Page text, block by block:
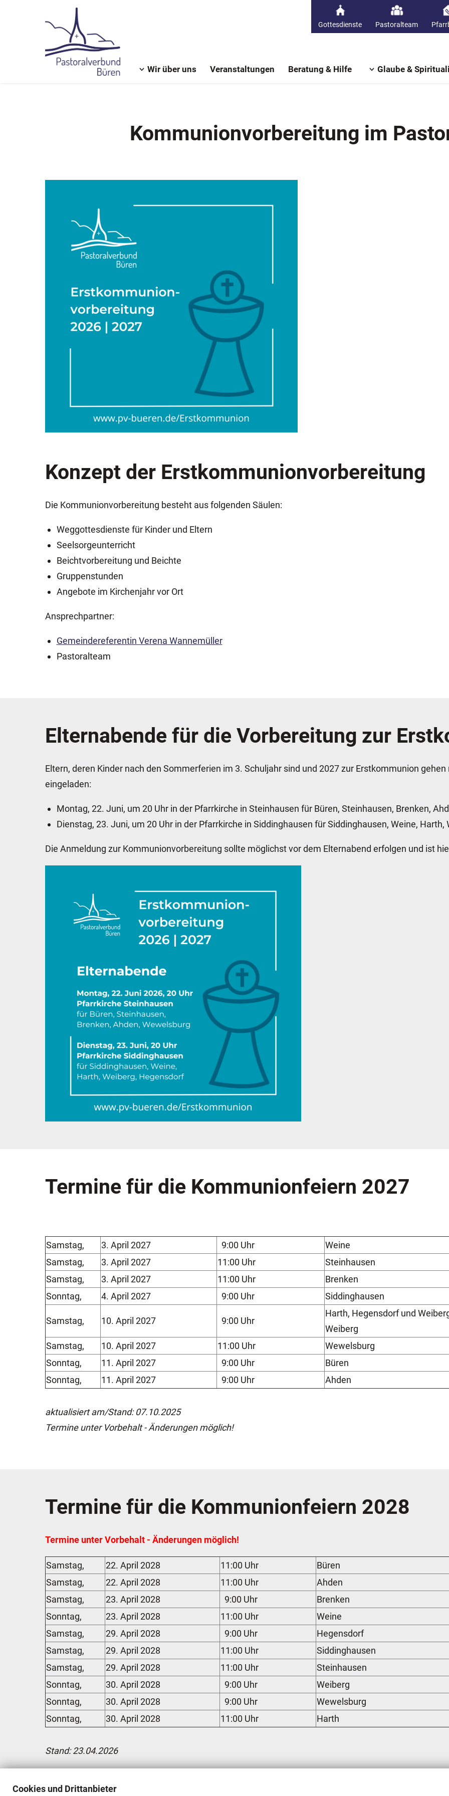
Cookies und Drittanbieter
Gottesdienste Pastoralteam
Wir über uns Veranstaltungen Beratung & Hilfe Glaube &
Kommunionvorbereitung im
Konzept der Erstkommunionvorbereitung
Die Kommunionvorbereitung besteht aus folgenden Säulen:
Weggottesdienste für Kinder und Eltern
Seelsorgeunterricht
Beichtvorbereitung und Beichte
Gruppenstunden
Angebote im Kirchenjahr vor Ort
Ansprechpartner:
Gemeindereferentin Verena Wannemüller
Pastoralteam
Elternabende für die Vorbereitung zur
Eltern, deren Kinder nach den Sommerferien im 3. Schuljahr sind und 2027 zur Erstkommunion
eingeladen:
Montag, 22. Juni, um 20 Uhr in der Pfarrkirche in Steinhausen für Büren, Steinhausen, Brenken,
Dienstag, 23. Juni, um 20 Uhr in der Pfarrkirche in Siddinghausen für Siddinghausen, Weine,
Die Anmeldung zur Kommunionvorbereitung sollte möglichst vor dem Elternabend erfolgen und ist
Termine für die Kommunionfeiern 2027
Samstag, 3. April 2027 9:00 Uhr
Weine
Samstag,
3. April 2027 11:00 Uhr
Steinhausen
Samstag,
3. April 2027 11:00 Uhr
Brenken
Sonntag,
4. April 2027 9:00 Uhr Siddinghausen
Samstag, 10. April 2027 9:00 Uhr
Harth, Hegensdorf und
Weiberg
Samstag,
10. April 2027 11:00 Uhr
Wewelsburg
Sonntag,
11. April 2027 9:00 Uhr
Büren
Sonntag,
11. April 2027 9:00 Uhr Ahden
aktualisiert am/Stand: 07.10.2025
Termine unter Vorbehalt - Änderungen möglich!
Termine für die Kommunionfeiern 2028
Termine unter Vorbehalt - Änderungen möglich!
Samstag, 22. April 2028 11:00 Uhr
Büren
Samstag,
22. April 2028 11:00 Uhr
Ahden
Samstag,
23. April 2028 9:00 Uhr
Brenken
Sonntag,
23. April 2028 11:00 Uhr
Weine
Samstag,
29. April 2028 9:00 Uhr
Hegensdorf
Samstag,
29. April 2028 11:00 Uhr
Siddinghausen
Samstag,
29. April 2028 11:00 Uhr
Steinhausen
Sonntag,
30. April 2028 9:00 Uhr
Weiberg
Sonntag,
30. April 2028 9:00 Uhr
Wewelsburg
Sonntag,
30. April 2028 11:00 Uhr Harth
Stand: 23.04.2026